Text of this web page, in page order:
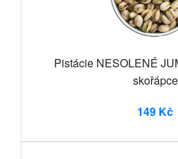
Pistácie NESOLENÉ
skořápce
149 Kč